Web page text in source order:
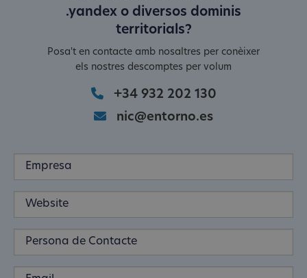
.yandex o diversos dominis
territorials?
Posa't en contacte amb nosaltres per conèixer
els nostres descomptes per volum
+34 932 202 130
nic@entorno.es